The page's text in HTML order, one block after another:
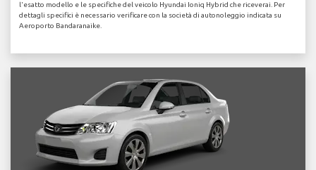
l'esatto modello e le specifiche del veicolo Hyundai Ioniq Hybrid che riceverai. Per
dettagli specifici è necessario verificare con la società di autonoleggio indicata su
Aeroporto Bandaranaike.